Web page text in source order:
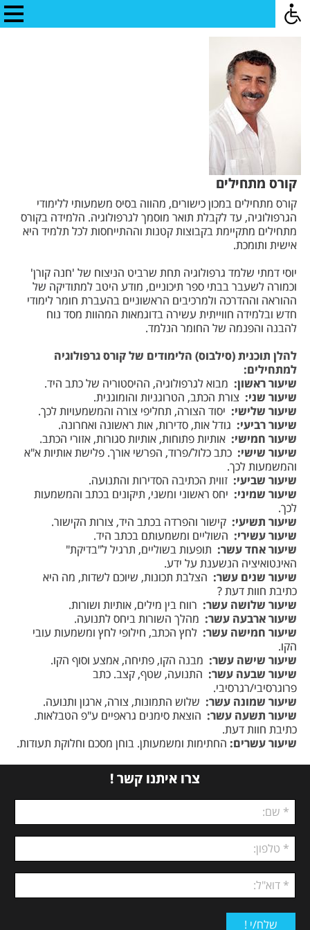
קורס מתחילים
קורס מתחילים במכון כישורים, מהווה בסיס משמעותי ללימודי
הגרפולוגיה, עד לקבלת תואר מוסמך לגרפולוגיה. הלמידה בקורס
מתחילים מתקיימת בקבוצות קטנות וההתייחסות לכל תלמיד היא
אישית ותומכת.
יוסי דמתי שלמד גרפולוגיה תחת שרביט הניצוח של 'חנה קורן'
וכמורה לשעבר בבתי ספר תיכוניים, מודע היטב למתודיקה של
ההוראה וההדרכה ולמרכיבים הראשוניים בהעברת חומר לימודי
חדש ובלמידה חווייתית עשירה בדוגמאות המהוות מסד נוח
להבנה והפנמה של החומר הנלמד.
להלן תוכנית (סילבוס) הלימודים של קורס גרפולוגיה
למתחילים:
שיעור ראשון: מבוא לגרפולוגיה, ההיסטוריה של כתב היד.
שיעור שני: צורת הכתב, הטרוגניות והומוגנית.
שיעור שלישי: יסוד הצורה, תחליפי צורה והמשמעויות לכך.
שיעור רביעי: גודל אות, סדירות, אות ראשונה ואחרונה.
שיעור חמישי: אותיות פתוחות, אותיות סגורות, אזורי הכתב.
שיעור שישי: כתב כלול/פרוד, הפרשי אורך. פלישת אותיות א"א
והמשמעות לכך.
שיעור שביעי: זווית הכתיבה הסדירות והתנועה.
שיעור שמיני: יחס ראשוני ומשני, תיקונים בכתב והמשמעות
לכך.
שיעור תשיעי: קישור והפרדה בכתב היד, צורות הקישור.
שיעור עשירי: השוליים ומשמעותם בכתב היד.
שיעור אחד עשר: תופעות בשוליים, תרגיל ל"בדיקת"
האינטואיציה הנשענת על ידע.
שיעור שנים עשר: הצלבת תכונות, שיוכם לשדות, מה היא
כתיבת חוות דעת ?
שיעור שלושה עשר: רווח בין מילים, אותיות ושורות.
שיעור ארבעה עשר: מהלך השורות ביחס לתנועה.
שיעור חמישה עשר: לחץ הכתב, חילופי לחץ ומשמעות עובי
הקו.
שיעור שישה עשר: מבנה הקו, פתיחה, אמצע וסוף הקו.
שיעור שבעה עשר: התנועה, שטף, קצב. כתב
פרוגרסיבי/רגרסיבי.
שיעור שמונה עשר: שלוש התמונות, צורה, ארגון ותנועה.
שיעור תשעה עשר: הוצאת סימנים גראפיים ע"פ הטבלאות.
כתיבת חוות דעת.
שיעור עשרים: החתימות ומשמעותן. בוחן מסכם וחלוקת תעודות.
צרו איתנו קשר !